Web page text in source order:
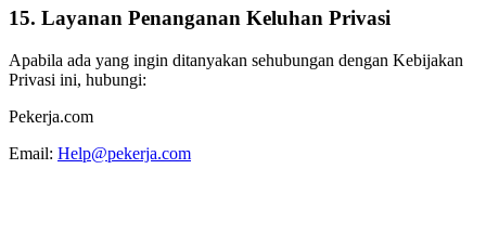
15. Layanan Penanganan Keluhan Privasi
Apabila ada yang ingin ditanyakan sehubungan dengan Kebijakan
Privasi ini, hubungi:
Pekerja.com
Email: Help@pekerja.com